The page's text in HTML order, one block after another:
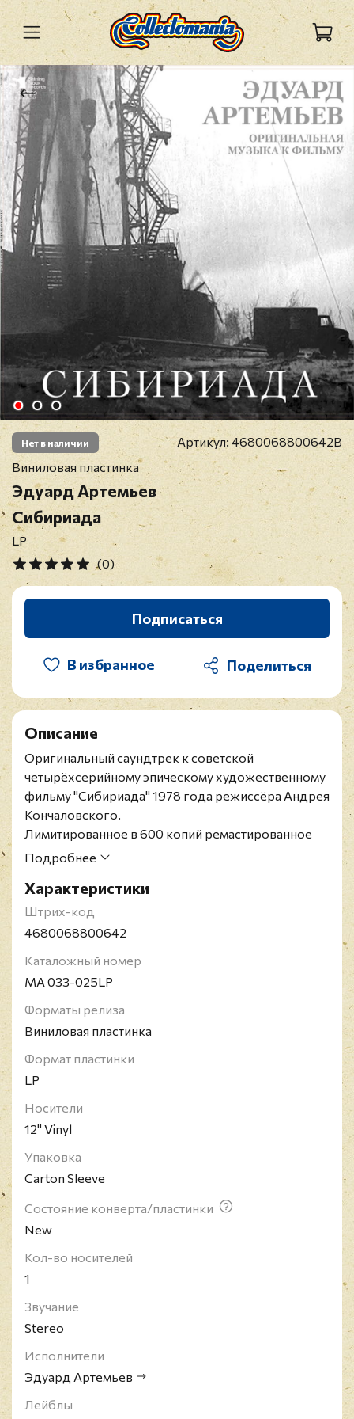
Нет в наличии Артикул: 4680068800642B
Виниловая пластинка
Эдуард Артемьев
Сибириада
LP
(0)
Подписаться
В избранное
Описание
Оригинальный саундтрек к советской
четырёхсерийному эпическому художественному
фильму "Сибириада" 1978 года режиссёра Андрея
Кончаловского.
Лимитированное в 600 копий ремастированное
нумерованное переиздание на чёрном виниле.
российский композитор. Народный артист
Российской Федерации (1999). Четырёхкратный
лауреат Государственной премии Российской
Государственной премии РСФСР (1988). Широко
известен как автор музыки к фильмам Андрея
Тарковского, Никиты Михалкова и Андрея
Кончаловского.
Подробнее
Характеристики
Штрих-код
4680068800642
Каталожный номер
MA 033-025LP
Форматы релиза
Виниловая пластинка
Формат пластинки
LP
Носители
12" Vinyl
Упаковка
Carton Sleeve
Состояние конверта/пластинки
New
Кол-во носителей
1
Звучание
Stereo
Исполнители
Эдуард Артемьев
Лейблы